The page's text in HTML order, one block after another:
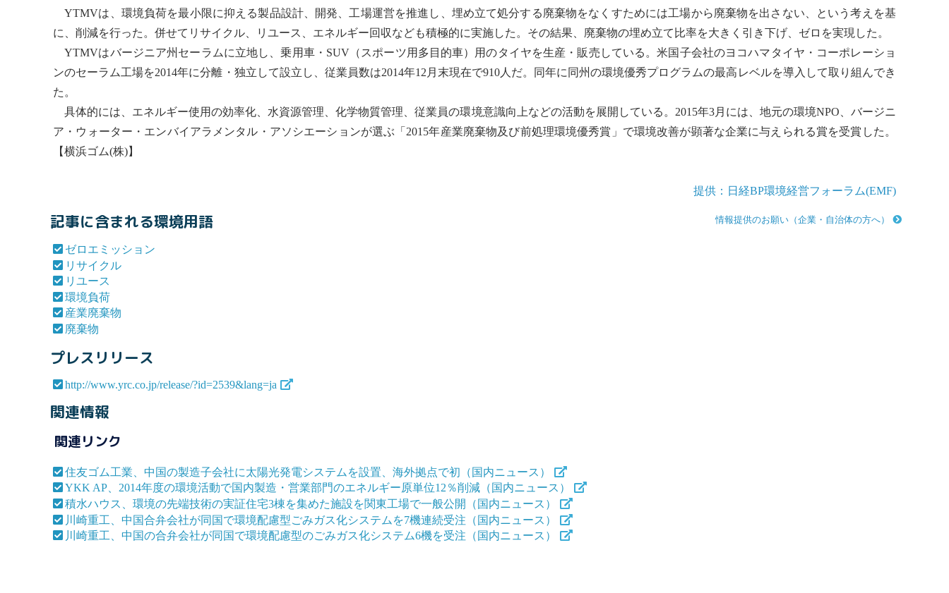
YTMVは、 環境負荷を最小限に抑える製品設計、開発、工場運営を推進し、埋め立て処分する廃棄物をなくすためには工場から廃棄物を出さない、という考えを基
に、削減を行った。併せて リサイクル リユース 、エネルギー回収なども積極的に実施した。その結果、 廃棄物の埋め立て比率を大きく引き下げ、ゼロを実現した。
YTMVはバージニア州セーラムに立地し、乗用車・SUV（スポーツ用多目的車）用のタイヤを生産・販売している。米国子会社のヨコハマタイヤ・コーポレーショ
ンのセーラム工場を2014年に分離・独立して設立し、従業員数は2014年12月末現在で910人だ。同年に同州の環境優秀プログラムの最高レベルを導入して取り組んでき
た。
具体的には、エネルギー使用の効率化、水資源管理、化学物質管理、従業員の環境意識向上などの活動を展開している。2015年3月には、地元の環境NPO、バージニ
ア・ウォーター・エンバイアラメンタル・アソシエーションが選ぶ「2015年産業廃棄物及び前処理環境優秀賞」で環境改善が顕著な企業に与えられる賞を受賞した。
【横浜ゴム(株)】
提供：日経BP環境経営フォーラム(EMF)
情報提供のお願い（企業・自治体の方へ）
記事に含まれる環境用語
ゼロエミッション
リサイクル
リユース
環境負荷
産業廃棄物
廃棄物
プレスリリース
http://www.yrc.co.jp/release/?id=2539&lang=ja
関連情報
関連リンク
住友ゴム工業、中国の製造子会社に太陽光発電システムを設置、海外拠点で初（国内ニュース）
YKK AP、2014年度の環境活動で国内製造・営業部門のエネルギー原単位12％削減（国内ニュース）
積水ハウス、環境の先端技術の実証住宅3棟を集めた施設を関東工場で一般公開（国内ニュース）
川崎重工、中国合弁会社が同国で環境配慮型ごみガス化システムを7機連続受注（国内ニュース）
川崎重工、中国の合弁会社が同国で環境配慮型のごみガス化システム6機を受注（国内ニュース）